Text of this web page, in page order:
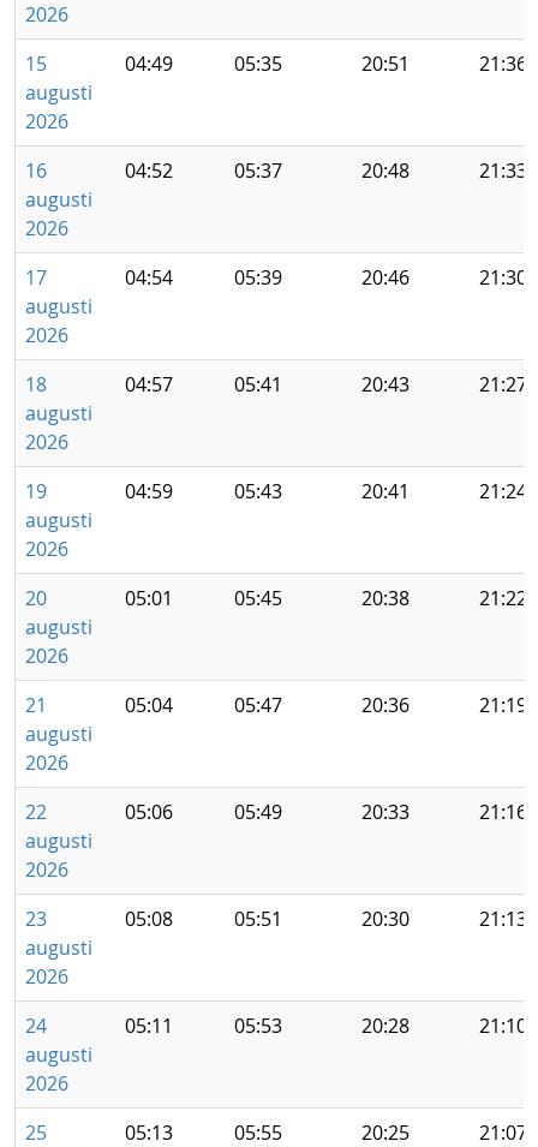
2026
15
augusti
2026
04:49 05:35 20:51 21:36
16
augusti
2026
04:52 05:37 20:48 21:33
17
augusti
2026
04:54 05:39 20:46 21:30
18
augusti
2026
04:57 05:41 20:43 21:27
19
augusti
2026
04:59 05:43 20:41 21:24
20
augusti
2026
05:01 05:45 20:38 21:22
21
augusti
2026
05:04 05:47 20:36 21:19
22
augusti
2026
05:06 05:49 20:33 21:16
23
augusti
2026
05:08 05:51 20:30 21:13
24
augusti
2026
05:11 05:53 20:28 21:10
25
05:13 05:55 20:25 21:07